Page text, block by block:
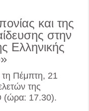
και της
στην
Ελληνικής
τη Πέμπτη, 21
της
(ώρα: 17.30).